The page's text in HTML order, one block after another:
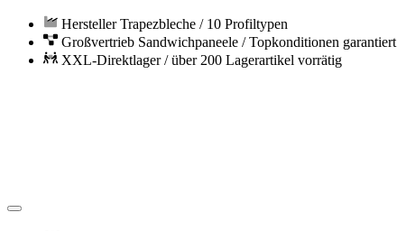
Zum Hauptinhalt springen
Hersteller Trapezbleche / 10 Profiltypen
Großvertrieb Sandwichpaneele / Topkonditionen garantiert
XXL-Direktlager / über 200 Lagerartikel vorrätig